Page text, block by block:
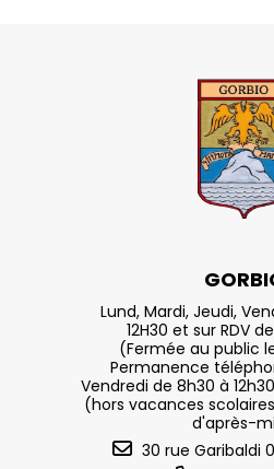
Lund, Mardi, Jeudi,
12H30 et sur RDV
(Fermée au public
Permanence
Vendredi de 8h30 à
(hors vacances
d'après-
30 rue Garibaldi